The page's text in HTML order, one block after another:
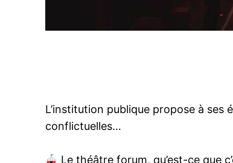
L’institution publique propose à ses
conflictuelles…
Le théâtre forum, qu’est-ce que